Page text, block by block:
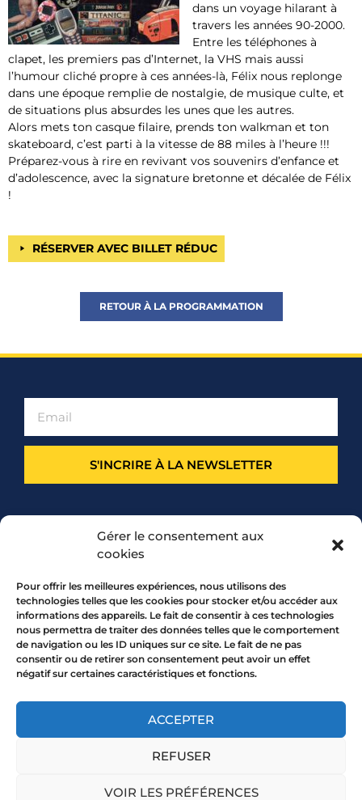
Gérer le consentement aux
cookies
Pour offrir les meilleures expériences, nous utilisons des
technologies telles que les cookies pour stocker et/ou accéder aux
informations des appareils. Le fait de consentir à ces technologies
nous permettra de traiter des données telles que le comportement
de navigation ou les ID uniques sur ce site. Le fait de ne pas
consentir ou de retirer son consentement peut avoir un effet
négatif sur certaines caractéristiques et fonctions.
ACCEPTER
REFUSER
VOIR LES PRÉFÉRENCES
dans un voyage hilarant à
travers les années 90-2000.
Entre les téléphones à
clapet, les premiers pas d’Internet, la VHS mais aussi
l’humour cliché propre à ces années-là, Félix nous replonge
dans une époque remplie de nostalgie, de musique culte, et
de situations plus absurdes les unes que les autres.
Alors mets ton casque filaire, prends ton walkman et ton
skateboard, c’est parti à la vitesse de 88 miles à l’heure !!!
Préparez-vous à rire en revivant vos souvenirs d’enfance et
d’adolescence, avec la signature bretonne et décalée de Félix
!
RÉSERVER AVEC BILLET RÉDUC
RETOUR À LA PROGRAMMATION
S'INCRIRE À LA NEWSLETTER